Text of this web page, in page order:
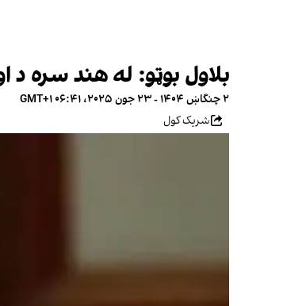
بلاول بوټو: له هند سره
۲ چنگاښ ۱۴۰۴ - ۲۳ جون ۲۰۲۵، ۰۶:۴۱ GMT+۱
شریک کول